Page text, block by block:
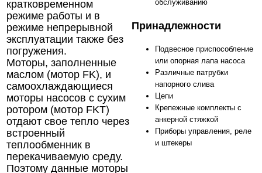
кратковременном
режиме работы и в
режиме непрерывной
эксплуатации также без
погружения.
Моторы, заполненные
маслом (мотор FK), и
самоохлаждающиеся
моторы насосов с сухим
ротором (мотор FKT)
отдают свое тепло через
встроенный
теплообменник в
перекачиваемую среду.
Поэтому данные моторы
обслуживанию
Принадлежности
Подвесное приспособление
или опорная лапа насоса
Различные патрубки
напорного слива
Цепи
Крепежные комплекты с
анкерной стяжкой
Приборы управления, реле
и штекеры